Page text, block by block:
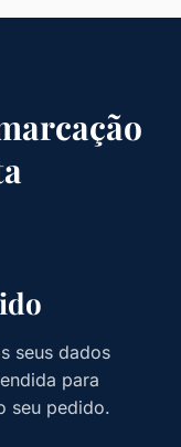
seus dados
para
seu pedido.